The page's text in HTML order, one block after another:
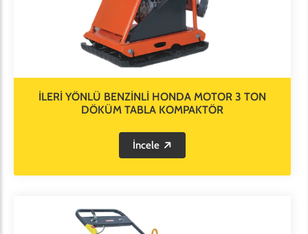
İLERİ YÖNLÜ BENZİNLİ HONDA MOTOR 3 TON
DÖKÜM TABLA KOMPAKTÖR
İncele